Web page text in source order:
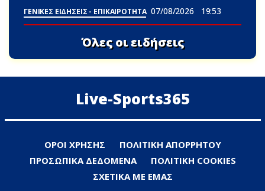
ΓΕΝΙΚΕΣ ΕΙΔΗΣΕΙΣ - ΕΠΙΚΑΙΡΟΤΗΤΑ 07/08/2026 19:53
Όλες οι ειδήσεις
Live-Sports365
ΟΡΟΙ ΧΡΗΣΗΣ
ΠΟΛΙΤΙΚΗ ΑΠΟΡΡΗΤΟΥ
ΠΡΟΣΩΠΙΚΑ ΔΕΔΟΜΕΝΑ
ΠΟΛΙΤΙΚΗ COOKIES
ΣΧΕΤΙΚΑ ΜΕ ΕΜΑΣ